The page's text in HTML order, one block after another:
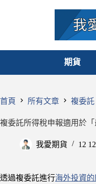
期貨
首頁 所有文章 複委託
複委託所得稅申報適用於「
我愛期貨 12
透過複委託進行海外投資